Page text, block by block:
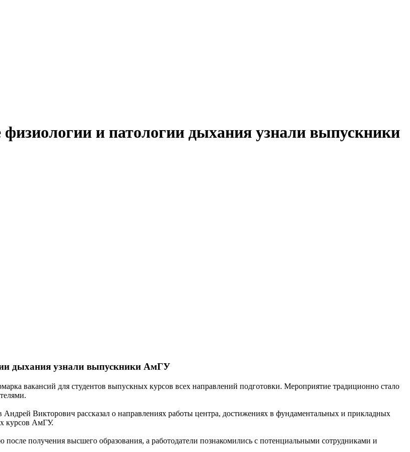
и патологии дыхания узнали выпускники
дыхания узнали выпускники АмГУ
вакансий для студентов выпускных курсов всех направлений подготовки. Мероприятие традиционно стало
Викторович рассказал о направлениях работы центра, достижениях в фундаментальных и прикладных
курсов АмГУ.
получения высшего образования, а работодатели познакомились с потенциальными сотрудниками и